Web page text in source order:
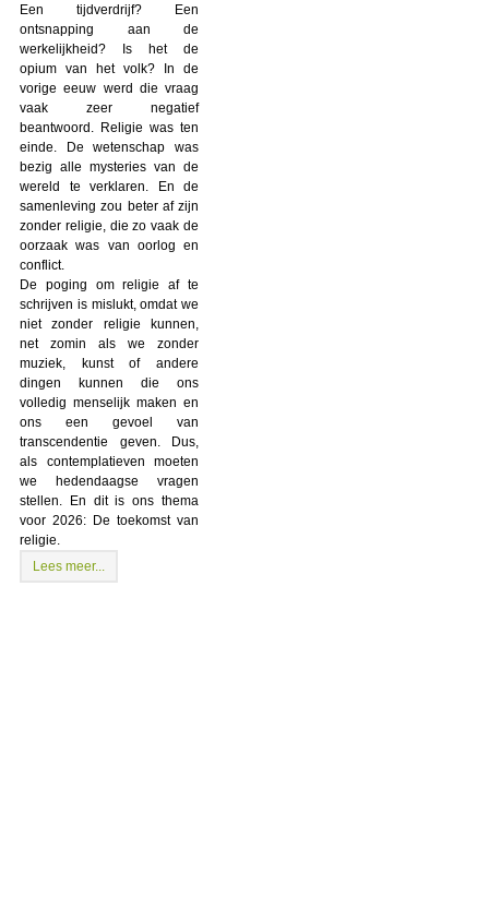
Een tijdverdrijf? Een
ontsnapping aan de
werkelijkheid? Is het de
opium van het volk? In de
vorige eeuw werd die vraag
vaak zeer negatief
beantwoord. Religie was ten
einde. De wetenschap was
bezig alle mysteries van de
wereld te verklaren. En de
samenleving zou beter af zijn
zonder religie, die zo vaak de
oorzaak was van oorlog en
conflict.
De poging om religie af te
schrijven is mislukt, omdat we
niet zonder religie kunnen,
net zomin als we zonder
muziek, kunst of andere
dingen kunnen die ons
volledig menselijk maken en
ons een gevoel van
transcendentie geven. Dus,
als contemplatieven moeten
we hedendaagse vragen
stellen. En dit is ons thema
voor 2026: De toekomst van
religie.
Lees meer...